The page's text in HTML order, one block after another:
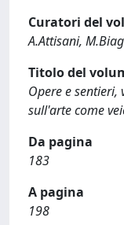
Curatori del
A.Attisani,
Titolo del
Opere e sentieri,
sull'arte come
Da pagina
183
A pagina
198